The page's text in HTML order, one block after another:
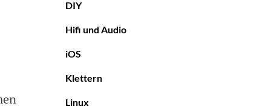
DIY
Hifi und Audio
iOS
Klettern
Linux